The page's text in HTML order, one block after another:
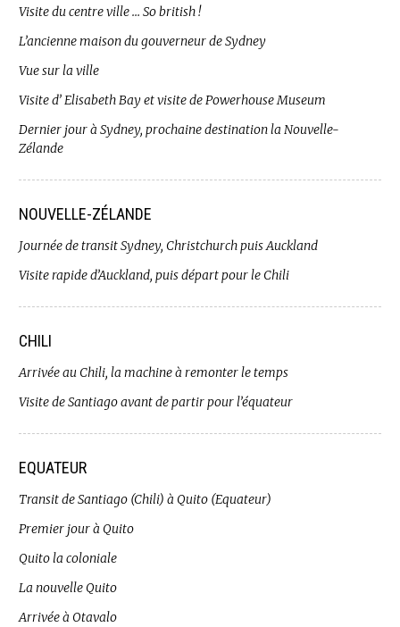
Visite du centre ville … So british !
L’ancienne maison du gouverneur de Sydney
Vue sur la ville
Visite d’ Elisabeth Bay et visite de Powerhouse Museum
Dernier jour à Sydney, prochaine destination la Nouvelle-
Zélande
NOUVELLE-ZÉLANDE
Journée de transit Sydney, Christchurch puis Auckland
Visite rapide d’Auckland, puis départ pour le Chili
CHILI
Arrivée au Chili, la machine à remonter le temps
Visite de Santiago avant de partir pour l’équateur
EQUATEUR
Transit de Santiago (Chili) à Quito (Equateur)
Premier jour à Quito
Quito la coloniale
La nouvelle Quito
Arrivée à Otavalo